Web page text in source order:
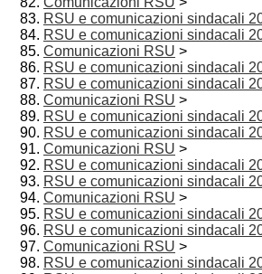
RSU e comunicazioni sindacali
RSU e comunicazioni sindacali
Comunicazioni RSU >
RSU e comunicazioni sindacali
RSU e comunicazioni sindacali
Comunicazioni RSU >
RSU e comunicazioni sindacali
RSU e comunicazioni sindacali
Comunicazioni RSU >
RSU e comunicazioni sindacali
RSU e comunicazioni sindacali
Comunicazioni RSU >
RSU e comunicazioni sindacali
RSU e comunicazioni sindacali
Comunicazioni RSU >
RSU e comunicazioni sindacali